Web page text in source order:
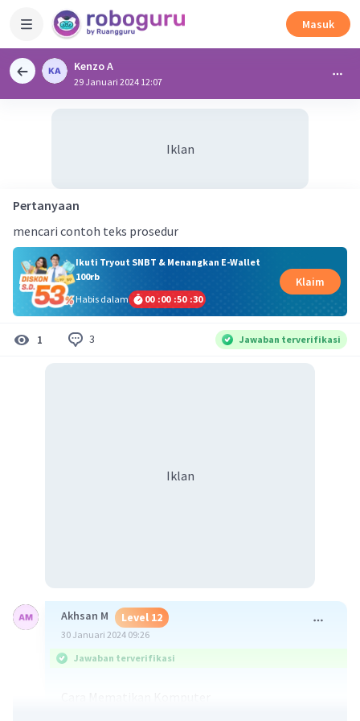
Masuk
Kenzo A
29 Januari 2024 12:07
Iklan
Pertanyaan
mencari contoh teks prosedur
Ikuti Tryout SNBT & Menangkan E-Wallet
100rb
Habis dalam
00 :00 :50 :30
Klaim
1 3 Jawaban terverifikasi
Iklan
Akhsan M Level 12
30 Januari 2024 09:26
Jawaban terverifikasi